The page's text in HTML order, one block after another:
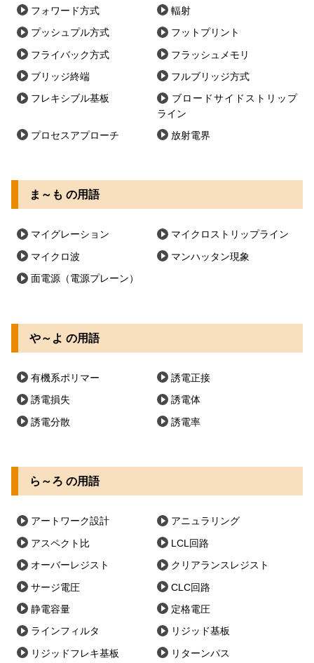
フォワード方式 輻射
プッシュプル方式 フットプリント
フライバック方式 フラッシュメモリ
ブリッジ終端 フルブリッジ方式
フレキシブル基板
ブロードサイドストリップ
ライン
プロセスアプローチ 放射電界
ま～も の用語
マイグレーション マイクロストリップライン
マイクロ波 マンハッタン現象
面電源（電源プレーン）
や～よ の用語
有機系ポリマー 誘電正接
誘電損失 誘電体
誘電分散 誘電率
ら～ろ の用語
アートワーク設計 アニュラリング
アスペクト比 LCL回路
オーバーレジスト クリアランスレジスト
サージ電圧 CLC回路
静電容量 定格電圧
ラインフィルタ リジッド基板
リジッドフレキ基板 リターンパス